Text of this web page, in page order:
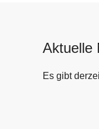
Aktuelle
Es gibt